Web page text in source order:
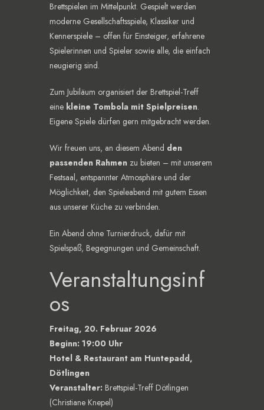
Brettspielen im Mittelpunkt. Gespielt werden
moderne Gesellschaftsspiele, Klassiker und
Kennerspiele – offen für Einsteiger, erfahrene
Spielerinnen und Spieler sowie alle, die einfach
neugierig sind.
Zum Jubiläum organisiert der Brettspiel-Treff
eine kleine Tombola mit Spielpreisen.
Eigene Spiele dürfen gern mitgebracht werden.
Wir freuen uns, an diesem Abend den
passenden Rahmen zu bieten – mit unserem
Festsaal, entspannter Atmosphäre und der
Möglichkeit, den Spieleabend mit gutem Essen
aus unserer Küche zu verbinden.
Ein Abend ohne Turnierdruck, dafür mit
Spielspaß, Begegnungen und Gemeinschaft.
Veranstaltungsinf
os
Freitag, 20. Februar 2026
Beginn: 19:00 Uhr
Hotel & Restaurant am Huntepadd,
Dötlingen
Veranstalter: Brettspiel-Treff Dötlingen
(Christiane Knepel)